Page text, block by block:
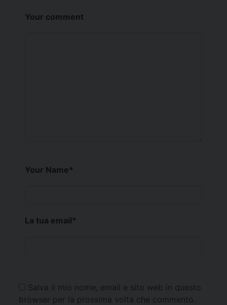
Your comment
Your Name*
La tua email*
Salva il mio nome, email e sito web in questo
browser per la prossima volta che commento.